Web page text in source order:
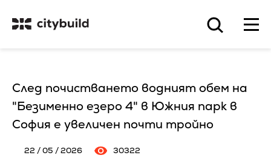
След почистването водният обем на
"Безименно езеро 4" в Южния парк в
София е увеличен почти тройно
22 / 05 / 2026 30322